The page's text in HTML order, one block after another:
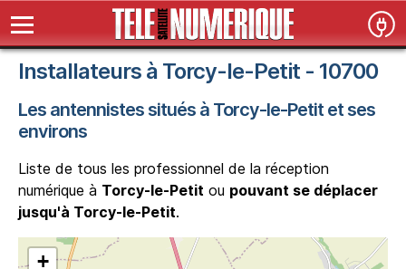
Installateurs à Torcy-le-Petit - 10700
Les antennistes situés à Torcy-le-Petit et ses
environs
Liste de tous les professionnel de la réception
numérique à Torcy-le-Petit ou pouvant se déplacer
jusqu'à Torcy-le-Petit.
+